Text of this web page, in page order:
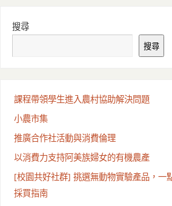
搜尋
搜尋
課程帶領學生進入農村協助解決問題
小農市集
推廣合作社活動與消費倫理
以消費力支持阿美族婦女的有機農產
[校園共好社群] 挑選無動物實驗產品，
採買指南